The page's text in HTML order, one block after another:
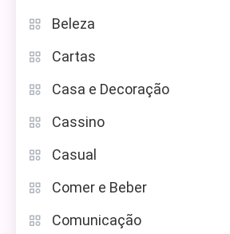
Beleza
Cartas
Casa e Decoração
Cassino
Casual
Comer e Beber
Comunicação